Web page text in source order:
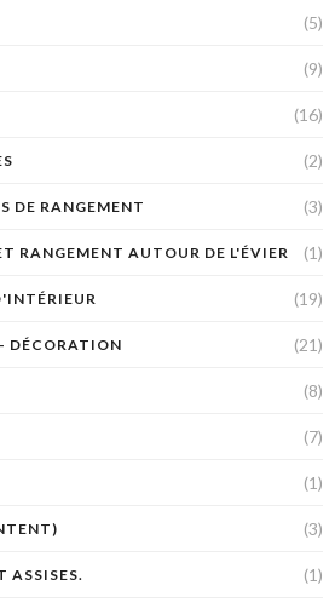
(5)
(9)
(16)
(2)
DE RANGEMENT (3)
RANGEMENT AUTOUR DE L'ÉVIER (1)
(19)
DÉCORATION (21)
(8)
(7)
(1)
(3)
ASSISES. (1)